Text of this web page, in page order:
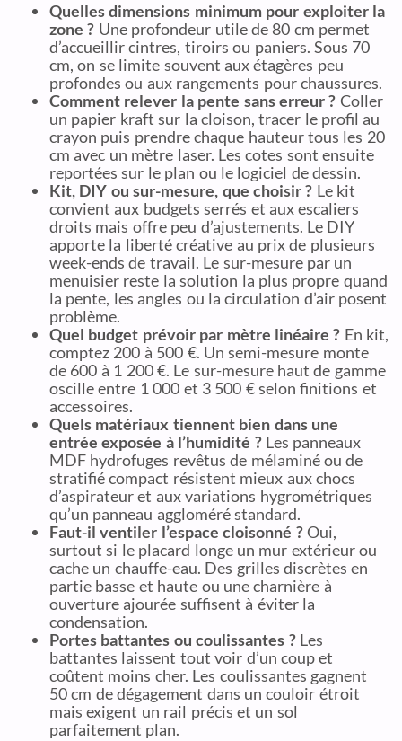
Quelles dimensions minimum pour exploiter la
zone ? Une profondeur utile de 80 cm permet
d’accueillir cintres, tiroirs ou paniers. Sous 70
cm, on se limite souvent aux étagères peu
profondes ou aux rangements pour chaussures.
Comment relever la pente sans erreur ? Coller
un papier kraft sur la cloison, tracer le profil au
crayon puis prendre chaque hauteur tous les 20
cm avec un mètre laser. Les cotes sont ensuite
reportées sur le plan ou le logiciel de dessin.
Kit, DIY ou sur-mesure, que choisir ? Le kit
convient aux budgets serrés et aux escaliers
droits mais offre peu d’ajustements. Le DIY
apporte la liberté créative au prix de plusieurs
week-ends de travail. Le sur-mesure par un
menuisier reste la solution la plus propre quand
la pente, les angles ou la circulation d’air posent
problème.
Quel budget prévoir par mètre linéaire ? En kit,
comptez 200 à 500 €. Un semi-mesure monte
de 600 à 1 200 €. Le sur-mesure haut de gamme
oscille entre 1 000 et 3 500 € selon finitions et
accessoires.
Quels matériaux tiennent bien dans une
entrée exposée à l’humidité ?Les panneaux
MDF hydrofuges revêtus de mélaminé ou de
stratifié compact résistent mieux aux chocs
d’aspirateur et aux variations hygrométriques
qu’un panneau aggloméré standard.
Faut-il ventiler l’espace cloisonné ?Oui,
surtout si le placard longe un mur extérieur ou
cache un chauffe-eau. Des grilles discrètes en
partie basse et haute ou une charnière à
ouverture ajourée suffisent à éviter la
condensation.
Portes battantes ou coulissantes ?Les
battantes laissent tout voir d’un coup et
coûtent moins cher. Les coulissantes gagnent
50 cm de dégagement dans un couloir étroit
mais exigent un rail précis et un sol
parfaitement plan.